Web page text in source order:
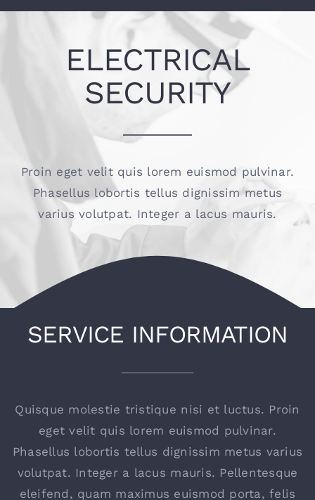
ELECTRICAL
SECURITY
Proin eget velit quis lorem euismod pulvinar.
Phasellus lobortis tellus dignissim metus
varius volutpat. Integer a lacus mauris.
SERVICE INFORMATION
Quisque molestie tristique nisi et luctus. Proin
eget velit quis lorem euismod pulvinar.
Phasellus lobortis tellus dignissim metus varius
volutpat. Integer a lacus mauris. Pellentesque
eleifend, quam maximus euismod porta, felis